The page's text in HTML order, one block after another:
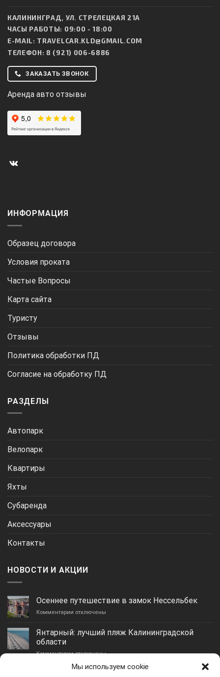
Мы используем cookie
КАЛИНИНГРАД, УЛ. СТРЕЛЕЦКАЯ 21А
ЧАСЫ РАБОТЫ: 09:00 - 18:00
E-MAIL: TRAVELCAR.KLD@GMAIL.COM
ТЕЛЕФОН: 8 (921) 006-6886
ЗАКАЗАТЬ ЗВОНОК
Аренда авто отзывы
ИНФОРМАЦИЯ
Образец договора
Условия проката
Частые Вопросы
Карта сайта
Туристу
Отзывы
Политика обработки ПД
Согласие на обработку ПД
РАЗДЕЛЫ
Автопарк
Велопарк
Квартиры
Яхты
Субаренда
Аксессуары
Контакты
НОВОСТИ И АКЦИИ
Осеннее путешествие в замок Нессельбек
Комментарии к
путешествие
замок
отключены
Янтарный: лучший пляж Калининградской
области
Комментариик
Янтарный:
отключены
Гурьевск: идеальное место для отдыха и